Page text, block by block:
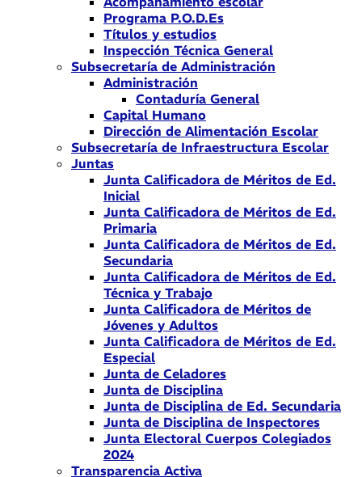
Programa P.O.D.Es
Títulos y estudios
Inspección Técnica General
Subsecretaría de Administración
Administración
Contaduría General
Capital Humano
Dirección de Alimentación Escolar
Subsecretaría de Infraestructura Escolar
Juntas
Junta Calificadora de Méritos de Ed.
Inicial
Junta Calificadora de Méritos de Ed.
Primaria
Junta Calificadora de Méritos de Ed.
Secundaria
Junta Calificadora de Méritos de Ed.
Técnica y Trabajo
Junta Calificadora de Méritos de
Jóvenes y Adultos
Junta Calificadora de Méritos de Ed.
Especial
Junta de Celadores
Junta de Disciplina
Junta de Disciplina de Ed. Secundaria
Junta de Disciplina de Inspectores
Junta Electoral Cuerpos Colegiados
2024
Transparencia Activa